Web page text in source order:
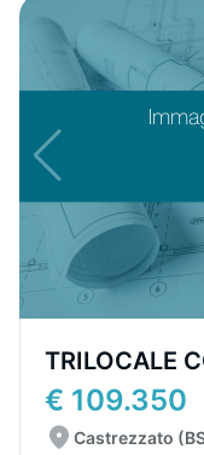
TRILOCALE
€ 109.350
Castrezzato